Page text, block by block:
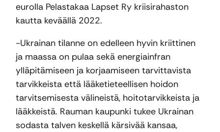
eurolla Pelastakaa Lapset Ry kriisirahaston
kautta keväällä 2022.
-Ukrainan tilanne on edelleen hyvin kriittinen
ja maassa on pulaa sekä energiainfran
ylläpitämiseen ja korjaamiseen tarvittavista
tarvikkeista että lääketieteellisen hoidon
tarvitsemisesta välineistä, hoitotarvikkeista ja
lääkkeistä. Rauman kaupunki tukee Ukrainan
sodasta talven keskellä kärsivää kansaa,